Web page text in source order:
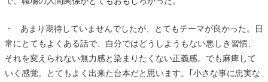
・ あまり期待していませんでしたが、とてもテーマが良かった。日
常にとてもよくある話で、自分ではどうしようもない悪しき習慣、
それを変えられない無力感と染まりたくない正義感。でも麻痺して
いく感覚。とてもよく出来た台本だと思います。｢小さな事に忠実な